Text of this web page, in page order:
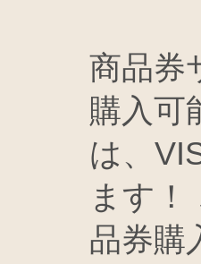
商品券
購入可
は、
ます
品券購